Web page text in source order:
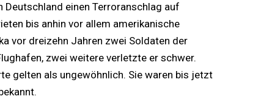
einen Terroranschlag auf
bis anhin vor allem amerikanische
vor dreizehn Jahren zwei Soldaten der
zwei weitere verletzte er schwer.
gelten als ungewöhnlich. Sie waren bis jetzt